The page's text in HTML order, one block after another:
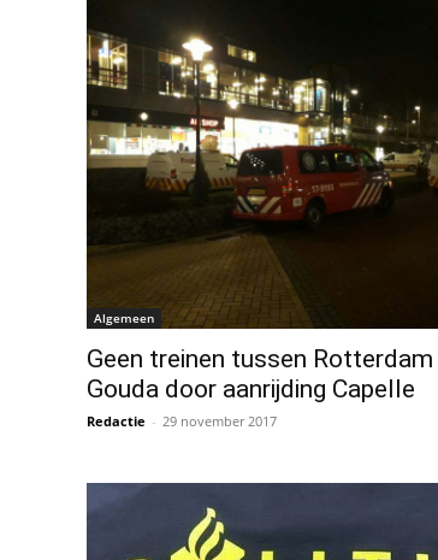
Algemeen
Geen treinen tussen Rotterdam
Gouda door aanrijding Capelle
Redactie - 29 november 2017